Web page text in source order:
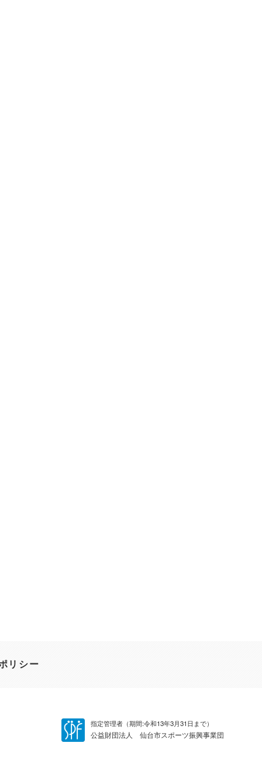
リシー
指定管理者（期間:令和13年3月31日まで）
公益財団法人 仙台市スポーツ振興事業団